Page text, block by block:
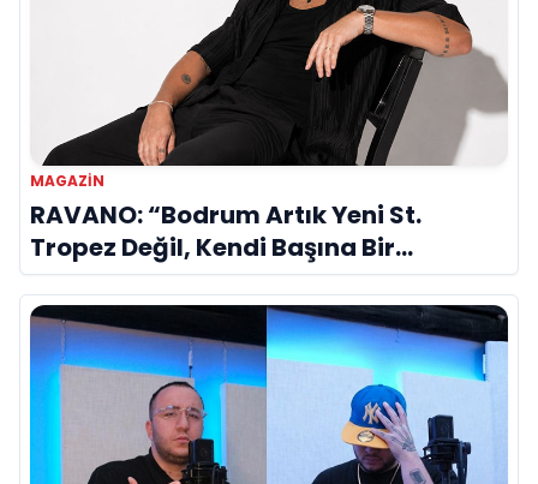
MAGAZIN
RAVANO: “Bodrum Artık Yeni St.
Tropez Değil, Kendi Başına Bir
Referans”